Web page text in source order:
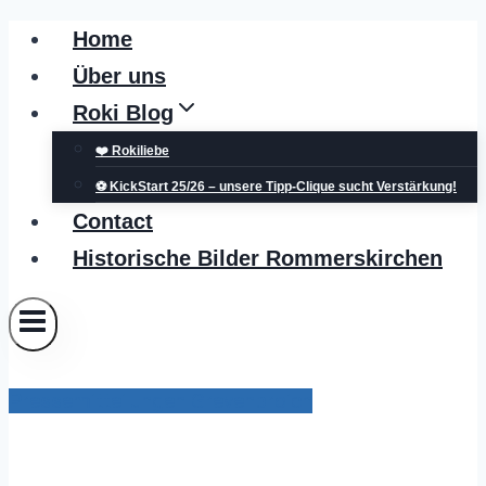
Zum
Inhalt
springen
Home
Über uns
Roki Blog
❤️ Rokiliebe
⚽ KickStart 25/26 – unsere Tipp-Clique sucht Verstärkung!
Contact
Historische Bilder Rommerskirchen